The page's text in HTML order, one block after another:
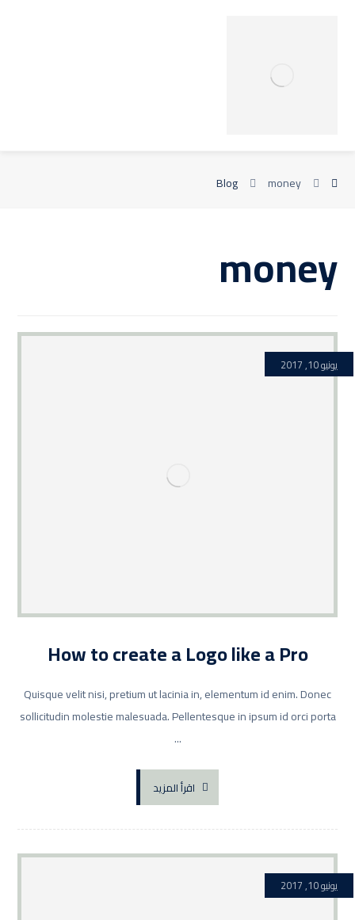
Blog money
money
How to create a Logo like a Pro
يونيو 10, 2017
Quisque velit nisi, pretium ut lacinia in, elementum id enim. Donec
sollicitudin molestie malesuada. Pellentesque in ipsum id orci porta
...
اقرأ المزيد
يونيو 10, 2017